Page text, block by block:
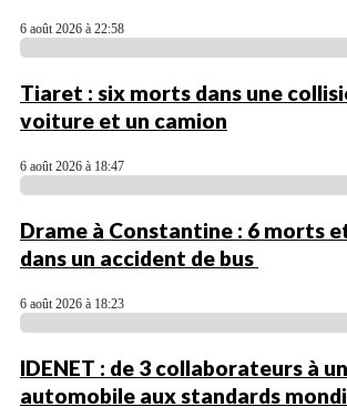
6 août 2026 à 22:58
Tiaret : six morts dans une
voiture et un camion
6 août 2026 à 18:47
Drame à Constantine : 6 morts
dans un accident de bus
6 août 2026 à 18:23
IDENET : de 3 collaborateurs à
automobile aux standards